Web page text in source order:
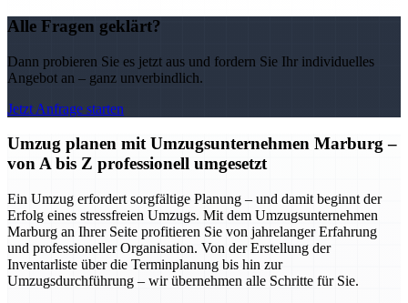
Alle Fragen geklärt?
Dann probieren Sie es jetzt aus und fordern Sie Ihr individuelles
Angebot an – ganz unverbindlich.
Jetzt Anfrage starten
Umzug planen mit Umzugsunternehmen Marburg –
von A bis Z professionell umgesetzt
Ein Umzug erfordert sorgfältige Planung – und damit beginnt der
Erfolg eines stressfreien Umzugs. Mit dem Umzugsunternehmen
Marburg an Ihrer Seite profitieren Sie von jahrelanger Erfahrung
und professioneller Organisation. Von der Erstellung der
Inventarliste über die Terminplanung bis hin zur
Umzugsdurchführung – wir übernehmen alle Schritte für Sie.